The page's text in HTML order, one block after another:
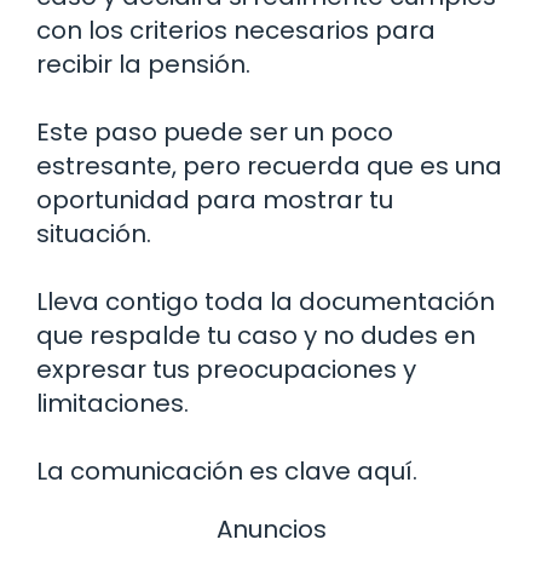
con los criterios necesarios para
recibir la pensión.
Este paso puede ser un poco
estresante, pero recuerda que es una
oportunidad para mostrar tu
situación.
Lleva contigo toda la documentación
que respalde tu caso y no dudes en
expresar tus preocupaciones y
limitaciones.
La comunicación es clave aquí.
Anuncios